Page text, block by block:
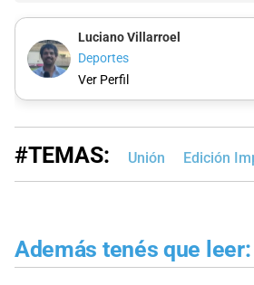
Luciano Villarroel
Deportes
Ver Perfil
#TEMAS: Unión Edición
Además tenés que leer: